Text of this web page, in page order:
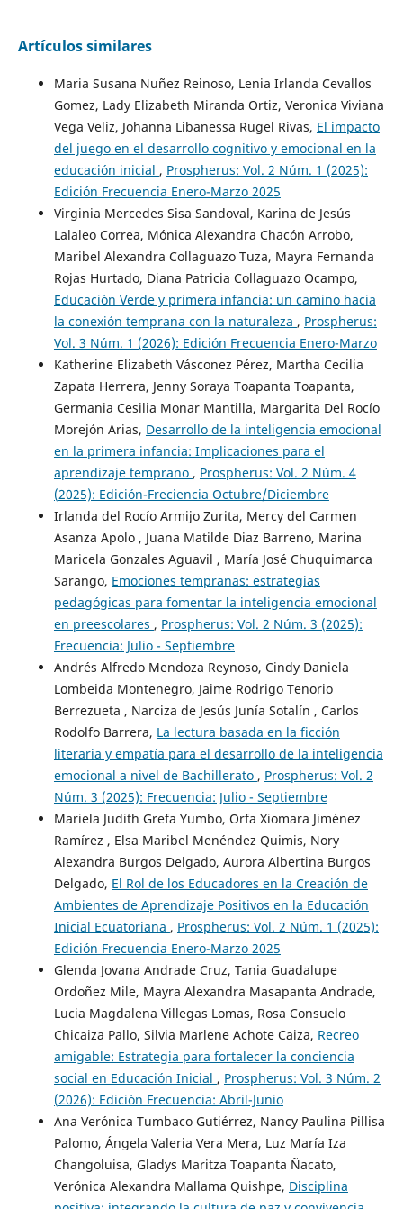
Artículos similares
Maria Susana Nuñez Reinoso, Lenia Irlanda Cevallos
Gomez, Lady Elizabeth Miranda Ortiz, Veronica Viviana
Vega Veliz, Johanna Libanessa Rugel Rivas, El impacto
del juego en el desarrollo cognitivo y emocional en la
educación inicial , Prospherus: Vol. 2 Núm. 1 (2025):
Edición Frecuencia Enero-Marzo 2025
Virginia Mercedes Sisa Sandoval, Karina de Jesús
Lalaleo Correa, Mónica Alexandra Chacón Arrobo,
Maribel Alexandra Collaguazo Tuza, Mayra Fernanda
Rojas Hurtado, Diana Patricia Collaguazo Ocampo,
Educación Verde y primera infancia: un camino hacia
la conexión temprana con la naturaleza , Prospherus:
Vol. 3 Núm. 1 (2026): Edición Frecuencia Enero-Marzo
Katherine Elizabeth Vásconez Pérez, Martha Cecilia
Zapata Herrera, Jenny Soraya Toapanta Toapanta,
Germania Cesilia Monar Mantilla, Margarita Del Rocío
Morejón Arias, Desarrollo de la inteligencia emocional
en la primera infancia: Implicaciones para el
aprendizaje temprano , Prospherus: Vol. 2 Núm. 4
(2025): Edición-Freciencia Octubre/Diciembre
Irlanda del Rocío Armijo Zurita, Mercy del Carmen
Asanza Apolo , Juana Matilde Diaz Barreno, Marina
Maricela Gonzales Aguavil , María José Chuquimarca
Sarango, Emociones tempranas: estrategias
pedagógicas para fomentar la inteligencia emocional
en preescolares , Prospherus: Vol. 2 Núm. 3 (2025):
Frecuencia: Julio - Septiembre
Andrés Alfredo Mendoza Reynoso, Cindy Daniela
Lombeida Montenegro, Jaime Rodrigo Tenorio
Berrezueta , Narciza de Jesús Junía Sotalín , Carlos
Rodolfo Barrera, La lectura basada en la ficción
literaria y empatía para el desarrollo de la inteligencia
emocional a nivel de Bachillerato , Prospherus: Vol. 2
Núm. 3 (2025): Frecuencia: Julio - Septiembre
Mariela Judith Grefa Yumbo, Orfa Xiomara Jiménez
Ramírez , Elsa Maribel Menéndez Quimis, Nory
Alexandra Burgos Delgado, Aurora Albertina Burgos
Delgado, El Rol de los Educadores en la Creación de
Ambientes de Aprendizaje Positivos en la Educación
Inicial Ecuatoriana , Prospherus: Vol. 2 Núm. 1 (2025):
Edición Frecuencia Enero-Marzo 2025
Glenda Jovana Andrade Cruz, Tania Guadalupe
Ordoñez Mile, Mayra Alexandra Masapanta Andrade,
Lucia Magdalena Villegas Lomas, Rosa Consuelo
Chicaiza Pallo, Silvia Marlene Achote Caiza, Recreo
amigable: Estrategia para fortalecer la conciencia
social en Educación Inicial , Prospherus: Vol. 3 Núm. 2
(2026): Edición Frecuencia: Abril-Junio
Ana Verónica Tumbaco Gutiérrez, Nancy Paulina Pillisa
Palomo, Ángela Valeria Vera Mera, Luz María Iza
Changoluisa, Gladys Maritza Toapanta Ñacato,
Verónica Alexandra Mallama Quishpe, Disciplina